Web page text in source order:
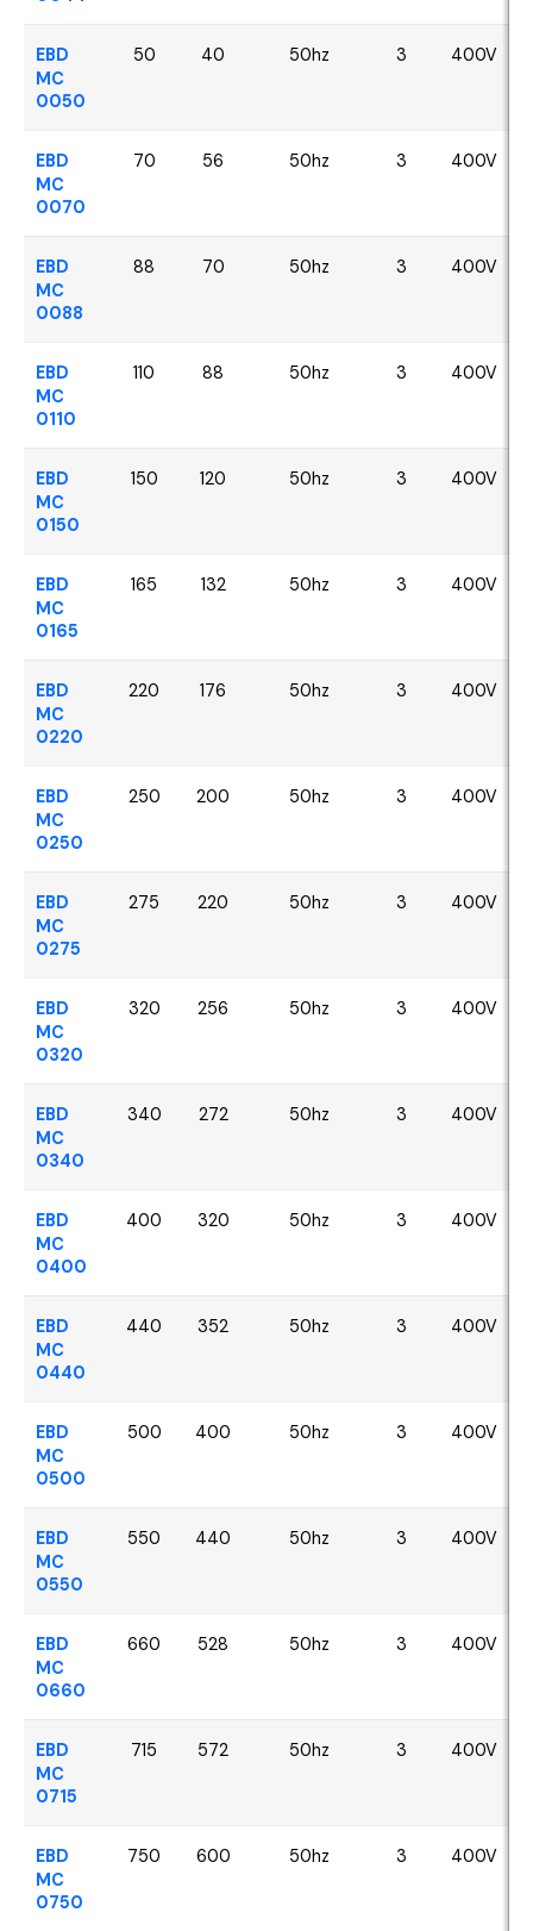
EBD
MC
0050
50 40 50hz 3 400V
EBD
MC
0070
70 56 50hz 3 400V
EBD
MC
0088
88 70 50hz 3 400V
EBD
MC
0110
110 88 50hz 3 400V
EBD
MC
0150
150 120 50hz 3 400V
EBD
MC
0165
165 132 50hz 3 400V
EBD
MC
0220
220 176 50hz 3 400V
EBD
MC
0250
250 200 50hz 3 400V
EBD
MC
0275
275 220 50hz 3 400V
EBD
MC
0320
320 256 50hz 3 400V
EBD
MC
0340
340 272 50hz 3 400V
EBD
MC
0400
400 320 50hz 3 400V
EBD
MC
0440
440 352 50hz 3 400V
EBD
MC
0500
500 400 50hz 3 400V
EBD
MC
0550
550 440 50hz 3 400V
EBD
MC
0660
660 528 50hz 3 400V
EBD
MC
0715
715 572 50hz 3 400V
EBD
MC
0750
750 600 50hz 3 400V